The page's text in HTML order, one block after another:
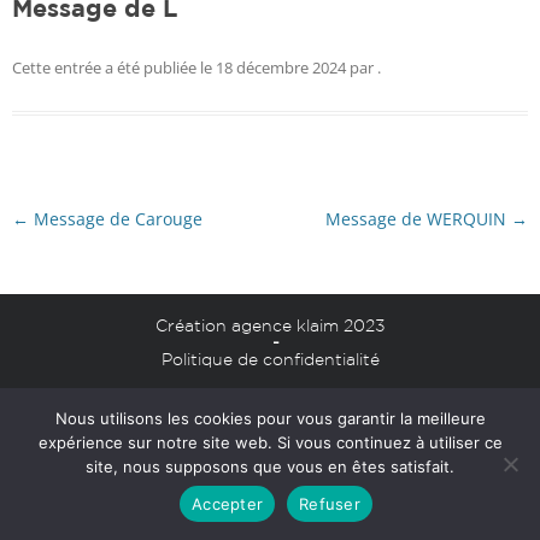
Message de L
Cette entrée a été publiée le 18 décembre 2024 par .
Navigation
des
← Message de Carouge Message de WERQUIN →
Création agence klaim 2023
-
Politique de confidentialité
Nous utilisons les cookies pour vous garantir la meilleure
expérience sur notre site web. Si vous continuez à utiliser ce
site, nous supposons que vous en êtes satisfait.
Accepter
Refuser